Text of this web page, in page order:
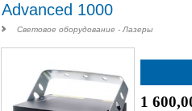
Advanced 1000
Световое оборудование - Лазеры
1